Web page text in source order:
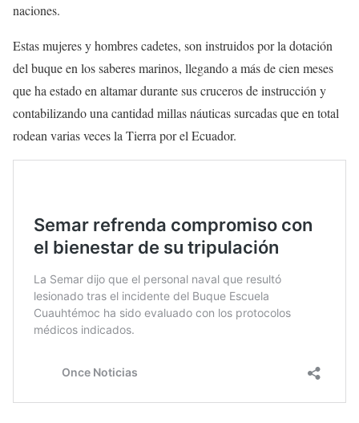
naciones.
Estas mujeres y hombres cadetes, son instruidos por la dotación
del buque en los saberes marinos, llegando a más de cien meses
que ha estado en altamar durante sus cruceros de instrucción y
contabilizando una cantidad millas náuticas surcadas que en total
rodean varias veces la Tierra por el Ecuador.